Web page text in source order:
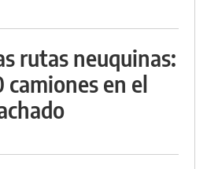
rutas neuquinas:
camiones en el